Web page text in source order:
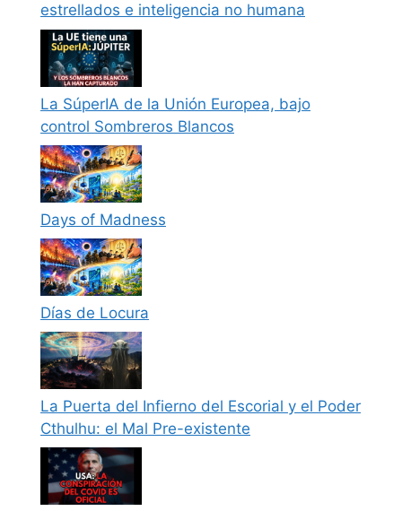
estrellados e inteligencia no humana
La SúperIA de la Unión Europea, bajo
control Sombreros Blancos
Days of Madness
Días de Locura
La Puerta del Infierno del Escorial y el Poder
Cthulhu: el Mal Pre-existente